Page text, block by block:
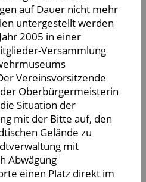
auf Dauer nicht mehr
untergestellt werden
2005 in einer
Versammlung
Vereinsvorsitzende
Oberbürgermeisterin
Situation der
mit der Bitte auf, den
Gelände zu
mit
Abwägung
einen Platz direkt im